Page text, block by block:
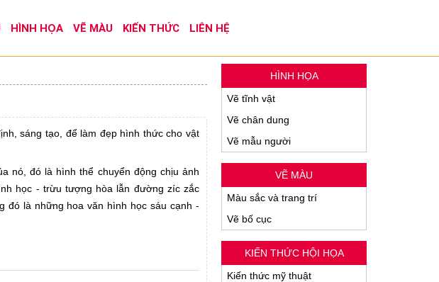
HÌNH HỌA VẼ MÀU KIẾN THỨC LIÊN HỆ
sáng tạo, để làm đẹp hình thức cho vật
nó, đó là hình thể chuyển động chịu ảnh
học - trừu tượng hòa lẫn đường zíc zắc
đó là những hoa văn hình học sáu cạnh -
HÌNH HỌA
Vẽ tĩnh vật
Vẽ chân dung
Vẽ mẫu người
VẼ MÀU
Màu sắc và trang trí
Vẽ bố cục
KIẾN THỨC HỘI HỌA
Kiến thức mỹ thuật